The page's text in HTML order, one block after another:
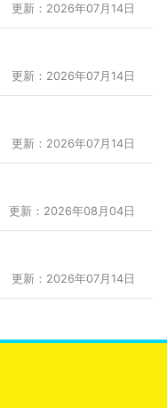
更新：2026年07月14日
更新：2026年07月14日
更新：2026年07月14日
更新：2026年08月04日
更新：2026年07月14日